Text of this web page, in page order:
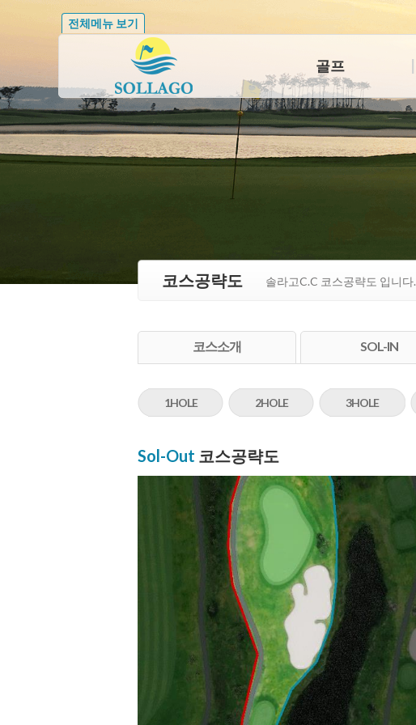
전체메뉴 보기
골프
코스공략도 솔라고C.C 코스공략도 입니다.
코스소개 SOL-IN
1HOLE 2HOLE 3HOLE
Sol-Out 코스공략도